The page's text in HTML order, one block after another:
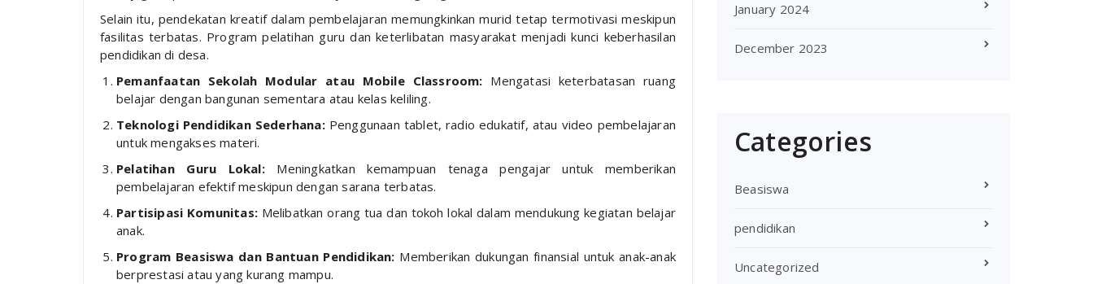
Selain itu, pendekatan kreatif dalam pembelajaran memungkinkan murid tetap termotivasi meskipun
fasilitas terbatas. Program pelatihan guru dan keterlibatan masyarakat menjadi kunci keberhasilan
pendidikan di desa.
Pemanfaatan Sekolah Modular atau Mobile Classroom: Mengatasi keterbatasan ruang
belajar dengan bangunan sementara atau kelas keliling.
Teknologi Pendidikan Sederhana:Penggunaan tablet, radio edukatif, atau video pembelajaran
untuk mengakses materi.
Pelatihan Guru Lokal:Meningkatkan kemampuan tenaga pengajar untuk memberikan
pembelajaran efektif meskipun dengan sarana terbatas.
Partisipasi Komunitas:Melibatkan orang tua dan tokoh lokal dalam mendukung kegiatan belajar
anak.
Program Beasiswa dan Bantuan Pendidikan: Memberikan dukungan finansial untuk anak-anak
berprestasi atau yang kurang mampu.
January 2024
December 2023
Categories
Beasiswa
pendidikan
Uncategorized